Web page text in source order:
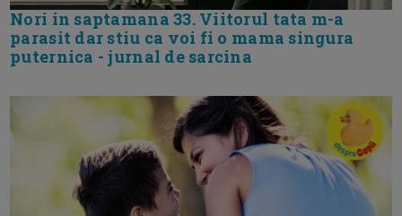
Nori in saptamana 33. Viitorul tata m-a
parasit dar stiu ca voi fi o mama singura
puternica - jurnal de sarcina